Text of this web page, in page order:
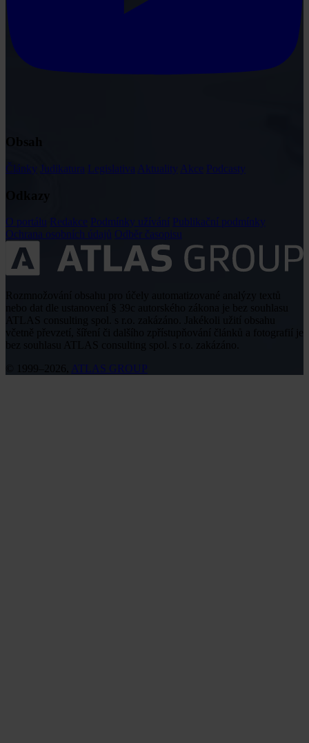
Články Judikatura Legislativa Aktuality Akce Podcasty
O portálu Redakce Podmínky užívání Publikační podmínky
Ochrana osobních údajů Odběr časopisu
včetně převzetí, šíření či dalšího zpřístupňování článků a fotografií je
ATLAS GROUP